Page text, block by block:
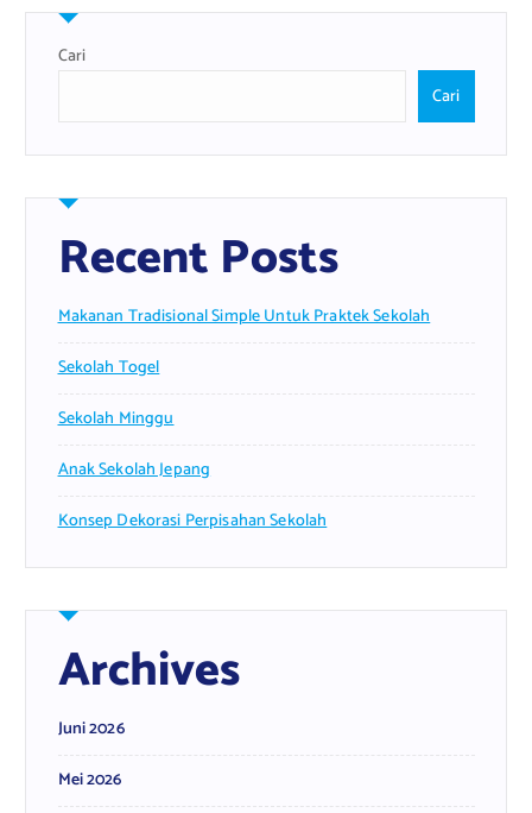
Cari
Cari
Recent Posts
Makanan Tradisional Simple Untuk Praktek Sekolah
Sekolah Togel
Sekolah Minggu
Anak Sekolah Jepang
Konsep Dekorasi Perpisahan Sekolah
Archives
Juni 2026
Mei 2026